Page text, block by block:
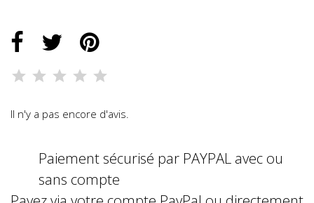
Il n'y a pas encore d'avis.
Paiement sécurisé par PAYPAL avec ou
sans compte